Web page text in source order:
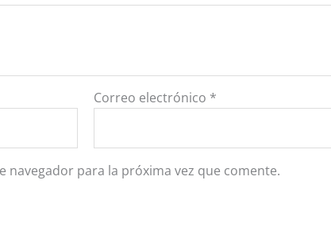
Correo electrónico *
para la próxima vez que comente.